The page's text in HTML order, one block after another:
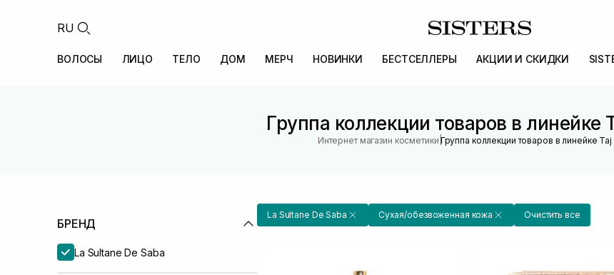
RU
ВОЛОСЫ ЛИЦО ТЕЛО ДОМ МЕРЧ НОВИНКИ БЕСТСЕЛЛЕРЫ АКЦИИ И СКИДКИ
Группа коллекции товаров в линейке
Интернет магазин косметики |Группа коллекции товаров в линейке
БРЕНД
La Sultane De Saba
La Sultane De Saba Сухая/обезвоженная кожа Очистить все